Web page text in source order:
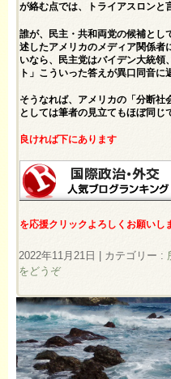
が絡む点では、トライアスロンと
誰が、民主・共和両党の候補とし
述したアメリカのメディア関係者
いなら、民主党はバイデン大統領
ト」こういった答えが異口同音に
そうなれば、アメリカの「分断社
としては筆者の見立てもほぼ同じ
良ければ下にあります
を応援クリックよろしくお願いし
2022年11月21日 カテゴリー :
をどうぞ